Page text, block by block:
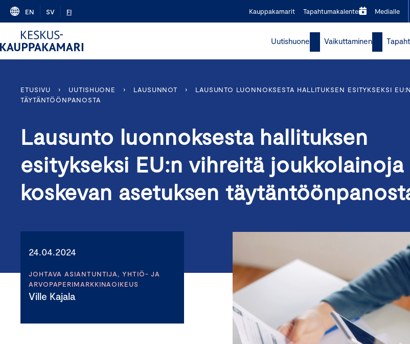
Skip
content
EN SV FI Kauppakamarit Tapahtumakalenteri Medialle
Uutishuone Vaikuttaminen
ETUSIVU › UUTISHUONE › LAUSUNNOT ›
LAUSUNTO LUONNOKSESTA HALLITUKSEN ESITYKSEKSI
TÄYTÄNTÖÖNPANOSTA
Lausunto luonnoksesta hallituksen
esitykseksi EU:n vihreitä joukkolainoja
koskevan asetuksen
24.04.2024
JOHTAVA ASIANTUNTIJA, YHTIÖ- JA
ARVOPAPERIMARKKINAOIKEUS
Ville Kajala